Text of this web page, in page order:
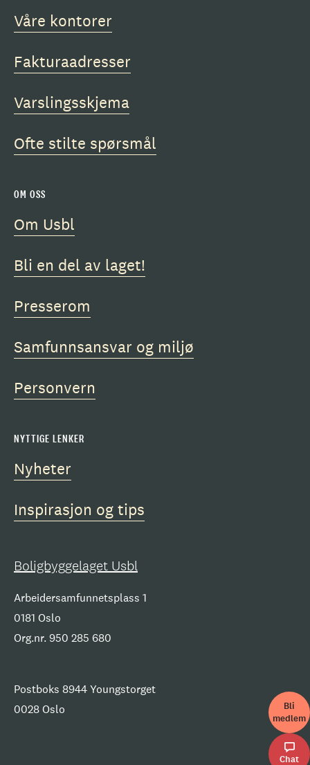
Bli
medlem
Chat
Våre kontorer
Fakturaadresser
Varslingsskjema
Ofte stilte spørsmål
OM OSS
Om Usbl
Bli en del av laget!
Presserom
Samfunnsansvar og miljø
Personvern
NYTTIGE LENKER
Nyheter
Inspirasjon og tips
Boligbyggelaget Usbl
Arbeidersamfunnetsplass 1
0181 Oslo
Org.nr. 950 285 680
Postboks 8944 Youngstorget
0028 Oslo